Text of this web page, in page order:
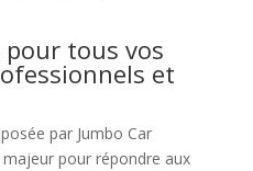
tous vos
et
par Jumbo Car
pour répondre aux